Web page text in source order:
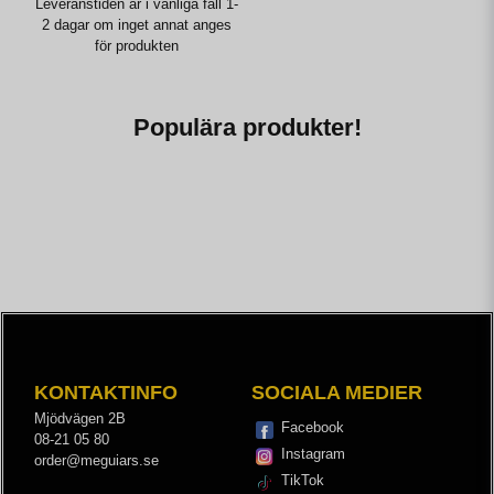
Leveranstiden är i vanliga fall 1-
2 dagar om inget annat anges
för produkten
Populära produkter!
KONTAKTINFO
Mjödvägen 2B
08-21 05 80
order@meguiars.se
SOCIALA MEDIER
Facebook
Instagram
TikTok